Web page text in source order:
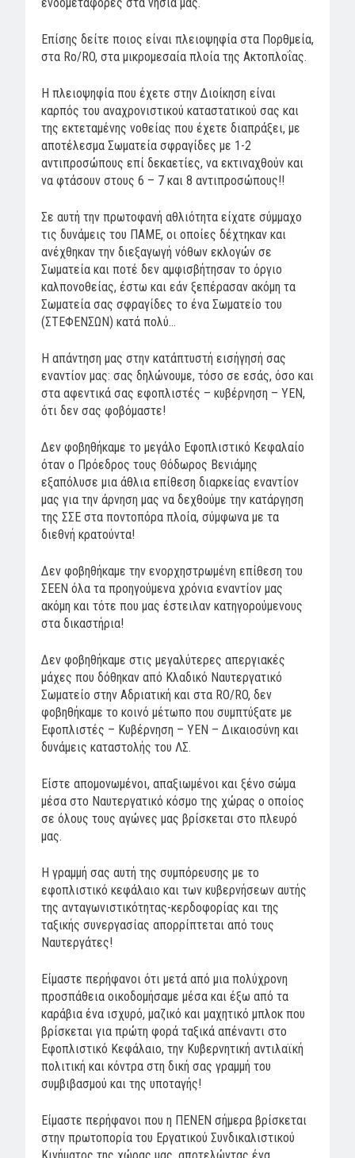
Επίσης δείτε ποιος είναι πλειοψηφία στα Πορθμεία,
στα Ro/RO, στα μικρομεσαία πλοία της Ακτοπλοΐας.
Η πλειοψηφία που έχετε στην Διοίκηση είναι
καρπός του αναχρονιστικού καταστατικού σας και
της εκτεταμένης νοθείας που έχετε διαπράξει, με
αποτέλεσμα Σωματεία σφραγίδες με 1-2
αντιπροσώπους επί δεκαετίες, να εκτιναχθούν και
να φτάσουν στους 6 – 7 και 8 αντιπροσώπους!!
Σε αυτή την πρωτοφανή αθλιότητα είχατε σύμμαχο
τις δυνάμεις του ΠΑΜΕ, οι οποίες δέχτηκαν και
ανέχθηκαν την διεξαγωγή νόθων εκλογών σε
Σωματεία και ποτέ δεν αμφισβήτησαν το όργιο
καλπονοθείας, έστω και εάν ξεπέρασαν ακόμη τα
Σωματεία σας σφραγίδες το ένα Σωματείο του
(ΣΤΕΦΕΝΣΩΝ) κατά πολύ…
Η απάντηση μας στην κατάπτυστή εισήγησή σας
εναντίον μας: σας δηλώνουμε, τόσο σε εσάς, όσο και
στα αφεντικά σας εφοπλιστές – κυβέρνηση – ΥΕΝ,
ότι δεν σας φοβόμαστε!
Δεν φοβηθήκαμε το μεγάλο Εφοπλιστικό Κεφαλαίο
όταν ο Πρόεδρος τους Θόδωρος Βενιάμης
εξαπόλυσε μια άθλια επίθεση διαρκείας εναντίον
μας για την άρνηση μας να δεχθούμε την κατάργηση
της ΣΣΕ στα ποντοπόρα πλοία, σύμφωνα με τα
διεθνή κρατούντα!
Δεν φοβηθήκαμε την ενορχηστρωμένη επίθεση του
ΣΕΕΝ όλα τα προηγούμενα χρόνια εναντίον μας
ακόμη και τότε που μας έστειλαν κατηγορούμενους
στα δικαστήρια!
Δεν φοβηθήκαμε στις μεγαλύτερες απεργιακές
μάχες που δόθηκαν από Κλαδικό Ναυτεργατικό
Σωματείο στην Αδριατική και στα RO/RO, δεν
φοβηθήκαμε το κοινό μέτωπο που συμπτύξατε με
Εφοπλιστές – Κυβέρνηση – ΥΕΝ – Δικαιοσύνη και
δυνάμεις καταστολής του ΛΣ.
Είστε απομονωμένοι, απαξιωμένοι και ξένο σώμα
μέσα στο Ναυτεργατικό κόσμο της χώρας ο οποίος
σε όλους τους αγώνες μας βρίσκεται στο πλευρό
μας.
Η γραμμή σας αυτή της συμπόρευσης με το
εφοπλιστικό κεφάλαιο και των κυβερνήσεων αυτής
της ανταγωνιστικότητας-κερδοφορίας και της
ταξικής συνεργασίας απορρίπτεται από τους
Ναυτεργάτες!
Είμαστε περήφανοι ότι μετά από μια πολύχρονη
προσπάθεια οικοδομήσαμε μέσα και έξω από τα
καράβια ένα ισχυρό, μαζικό και μαχητικό μπλοκ που
βρίσκεται για πρώτη φορά ταξικά απέναντι στο
Εφοπλιστικό Κεφάλαιο, την Κυβερνητική αντιλαϊκή
πολιτική και κόντρα στη δική σας γραμμή του
συμβιβασμού και της υποταγής!
Είμαστε περήφανοι που η ΠΕΝΕΝ σήμερα βρίσκεται
στην πρωτοπορία του Εργατικού Συνδικαλιστικού